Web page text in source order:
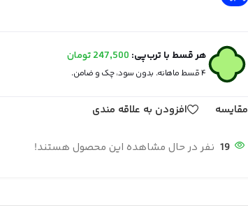
هر قسط با ترب‌پی: 247,500تومان
۴ قسط ماهانه. بدون سود، چک و ضامن.
مقایسه افزودن به علاقه مندی
19 نفر در حال مشاهده این محصول هستند!